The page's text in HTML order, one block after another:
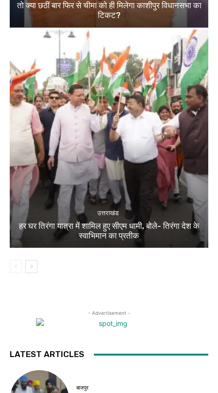
तो क्या छठीं बार फिर से चीमा को ही मिलेगा काशीपुर विधानसभा का
टिकट?
उत्तराखंड
हर घर तिरंगा यात्रा में शामिल हुए सीएम धामी, बोले- तिरंगा देश के
स्वाभिमान का प्रतीक
- Advertisement -
LATEST ARTICLES
बाजपुर